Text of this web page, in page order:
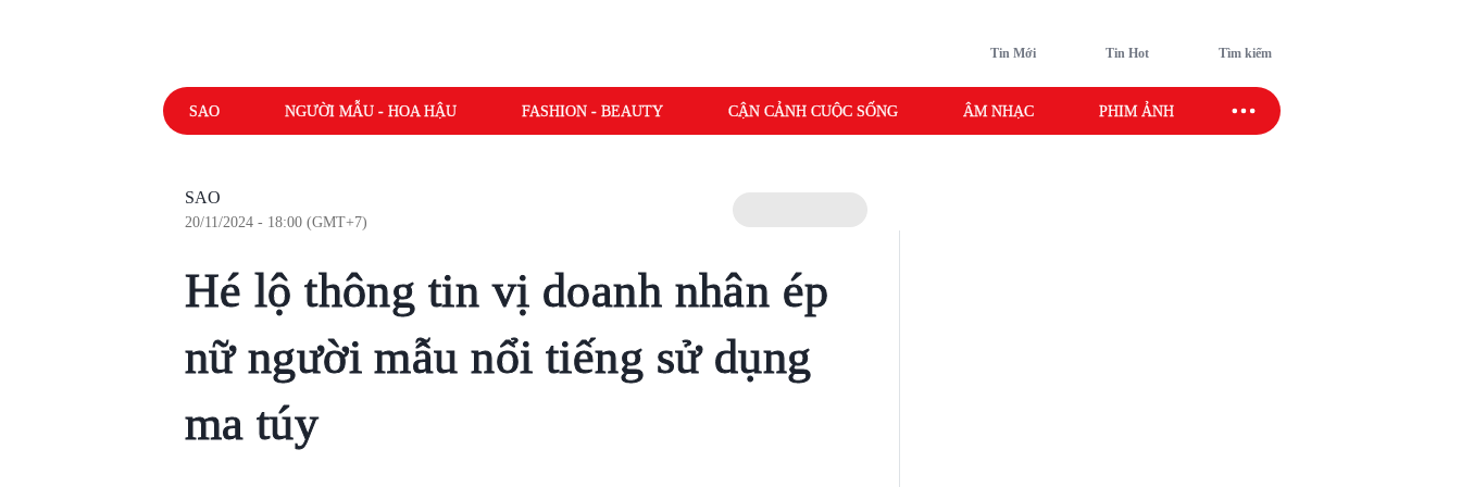
Tin Mới Tin Hot Tìm kiếm
SAO NGƯỜI MẪU - HOA HẬU FASHION - BEAUTY CẬN CẢNH CUỘC SỐNG ÂM NHẠC PHIM ẢNH SAO SPORT
SAO
20/11/2024 - 18:00 (GMT+7)
Hé lộ thông tin vị doanh nhân ép
nữ người mẫu nổi tiếng sử dụng
ma túy